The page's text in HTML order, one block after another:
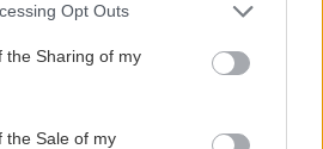
app uses one or more Google
usage behaviour. You may click to
Google and its third-party tags to
specified purposes in below Google
Opt Outs
the Sharing of my
the Sale of my